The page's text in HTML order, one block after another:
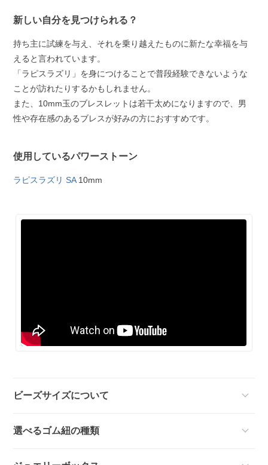
新しい自分を見つけられる？
持ち主に試練を与え、それを乗り越えたものに新たな幸福を与
えると言われています。
「ラピスラズリ」を身につけることで普段経験できないような
ことが訪れたりするかもしれません。
また、10mm玉のブレスレットは若干太めになりますので、男
性や存在感のあるブレスが好みの方におすすめです。
使用しているパワーストーン
ラピスラズリ SA10mm
ビーズサイズについて
選べるゴム紐の種類